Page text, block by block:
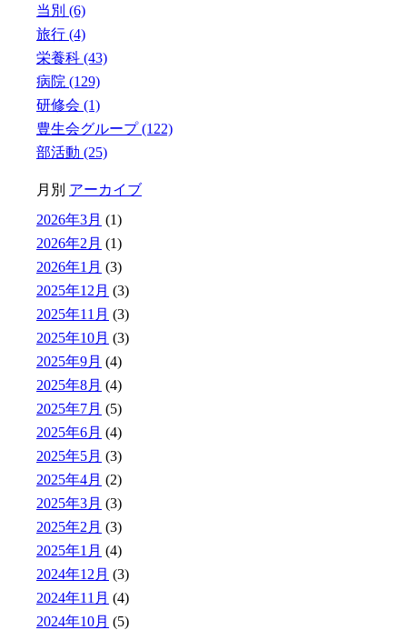
当別 (6)
旅行 (4)
栄養科 (43)
病院 (129)
研修会 (1)
豊生会グループ (122)
部活動 (25)
月別 アーカイブ
2026年3月 (1)
2026年2月 (1)
2026年1月 (3)
2025年12月 (3)
2025年11月 (3)
2025年10月 (3)
2025年9月 (4)
2025年8月 (4)
2025年7月 (5)
2025年6月 (4)
2025年5月 (3)
2025年4月 (2)
2025年3月 (3)
2025年2月 (3)
2025年1月 (4)
2024年12月 (3)
2024年11月 (4)
2024年10月 (5)